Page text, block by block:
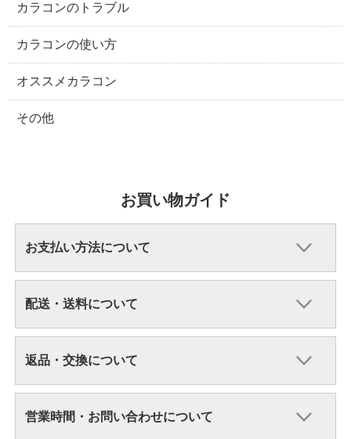
カラコンのトラブル
カラコンの使い方
オススメカラコン
その他
お買い物ガイド
お支払い方法について
配送・送料について
返品・交換について
営業時間・お問い合わせについて